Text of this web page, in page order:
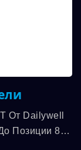
От Dailywell
Позиции 8,